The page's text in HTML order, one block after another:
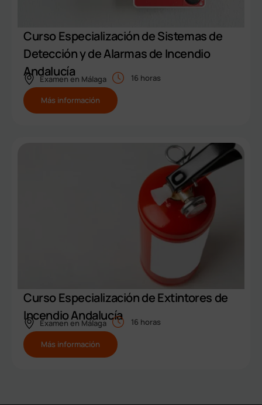
Curso Especialización de Sistemas de
Detección y de Alarmas de Incendio
Andalucía
Examen en Málaga 16 horas
Más información
Curso Especialización de Extintores de
Incendio Andalucía
Examen enMálaga 16 horas
Más información